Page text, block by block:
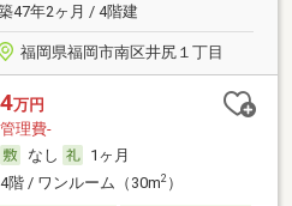
47年2ヶ月 / 4階建
福岡県福岡市南区井尻１丁目
4万円
管理費-
なし
1ヶ月
4階 / ワンルーム（30m2）